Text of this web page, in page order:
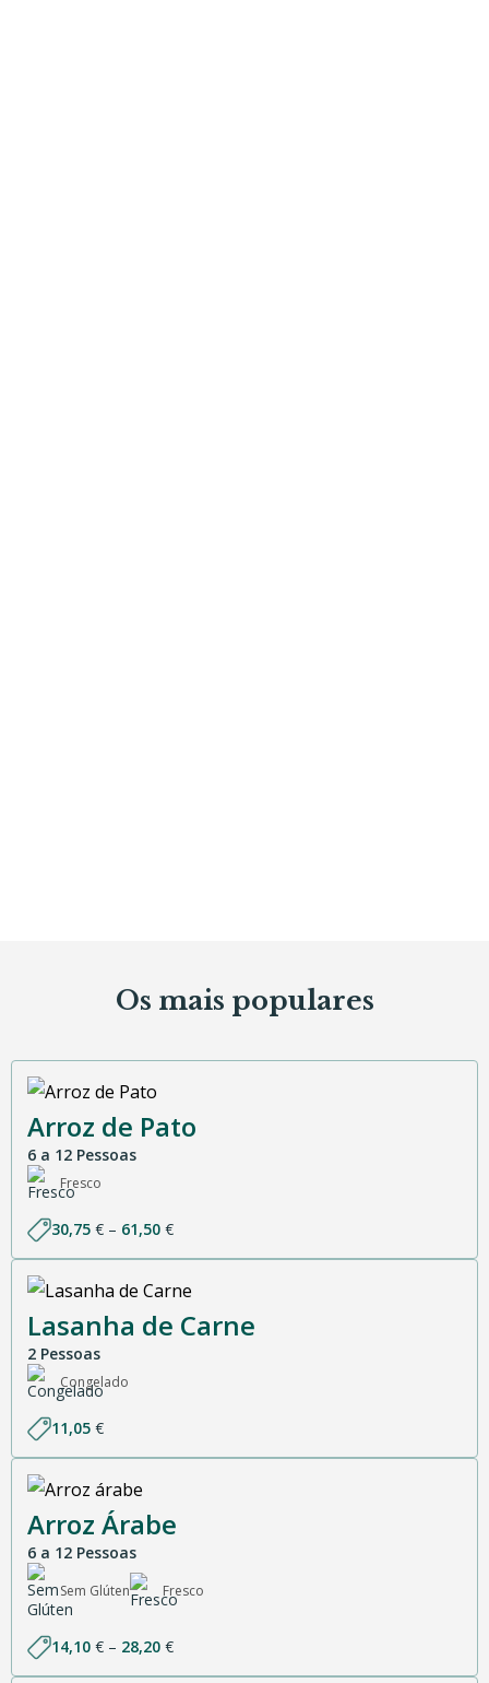
Os mais populares
Arroz de Pato
6 a 12 Pessoas
Fresco
30,75 € – 61,50 €Price
through
Lasanha de Carne
2 Pessoas
Congelado
11,05 €
Arroz Árabe
6 a 12 Pessoas
Sem Glúten Fresco
14,10 € – 28,20 €Price